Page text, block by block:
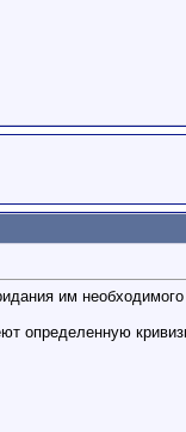
им необходимого
определенную